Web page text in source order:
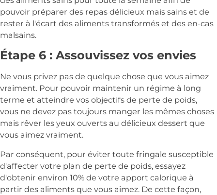
pouvoir préparer des repas délicieux mais sains et de
rester à l'écart des aliments transformés et des en-cas
malsains.
Étape 6 : Assouvissez vos envies
Ne vous privez pas de quelque chose que vous aimez
vraiment. Pour pouvoir maintenir un régime à long
terme et atteindre vos objectifs de perte de poids,
vous ne devez pas toujours manger les mêmes choses
mais rêver les yeux ouverts au délicieux dessert que
vous aimez vraiment.
Par conséquent, pour éviter toute fringale susceptible
d'affecter votre plan de perte de poids, essayez
d'obtenir environ 10% de votre apport calorique à
partir des aliments que vous aimez. De cette façon,